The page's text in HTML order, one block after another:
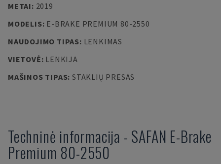
METAI: 2019
MODELIS: E-BRAKE PREMIUM 80-2550
NAUDOJIMO TIPAS: LENKIMAS
VIETOVĖ: LENKIJA
MAŠINOS TIPAS: STAKLIŲ PRESAS
Techninė informacija - SAFAN E-Brake
Premium 80-2550